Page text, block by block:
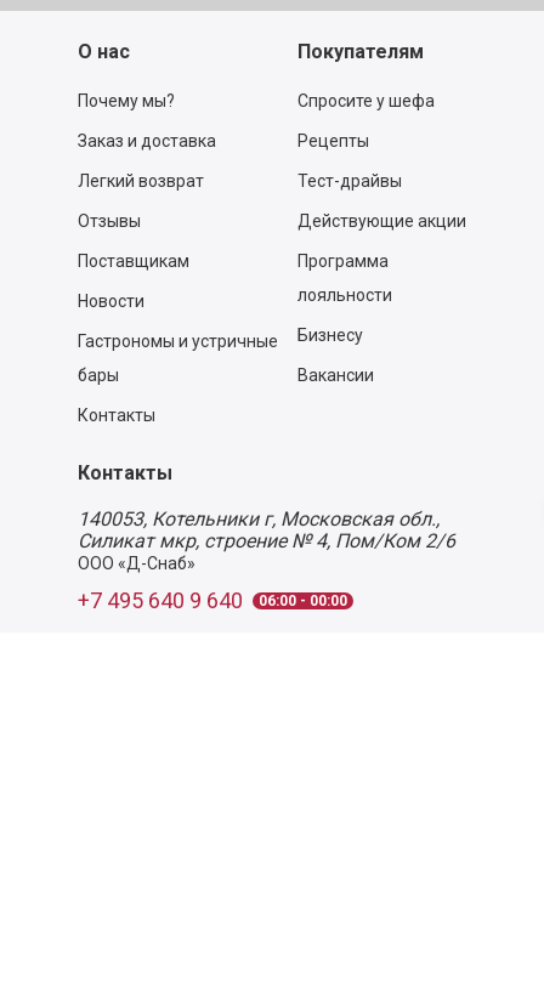
О нас
Почему мы?
Заказ и доставка
Легкий возврат
Отзывы
Поставщикам
Новости
Гастрономы и устричные
бары
Контакты
Покупателям
Спросите у шефа
Рецепты
Тест-драйвы
Действующие акции
Программа
лояльности
Бизнесу
Вакансии
Контакты
140053, Котельники г, Московская обл.,
Силикат мкр, строение № 4, Пом/Ком 2/6
ООО «Д-Снаб»
+7 495 640 9 640 06:00 - 00:00